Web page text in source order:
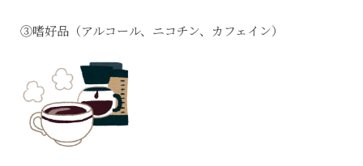
③嗜好品（アルコール、ニコチン、カフェイン）